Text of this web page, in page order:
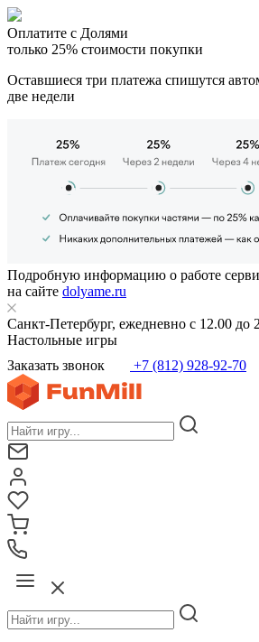
Оплатите с Долями
только 25% стоимости покупки
Оставшиеся три платежа спишутся
две недели
Подробную информацию о работе
на сайте dolyame.ru
Санкт-Петербург, ежедневно с 12.00 до
Настольные игры
Заказать звонок
+7 (812) 928-92-70